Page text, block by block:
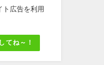
広告を利用
てね～！